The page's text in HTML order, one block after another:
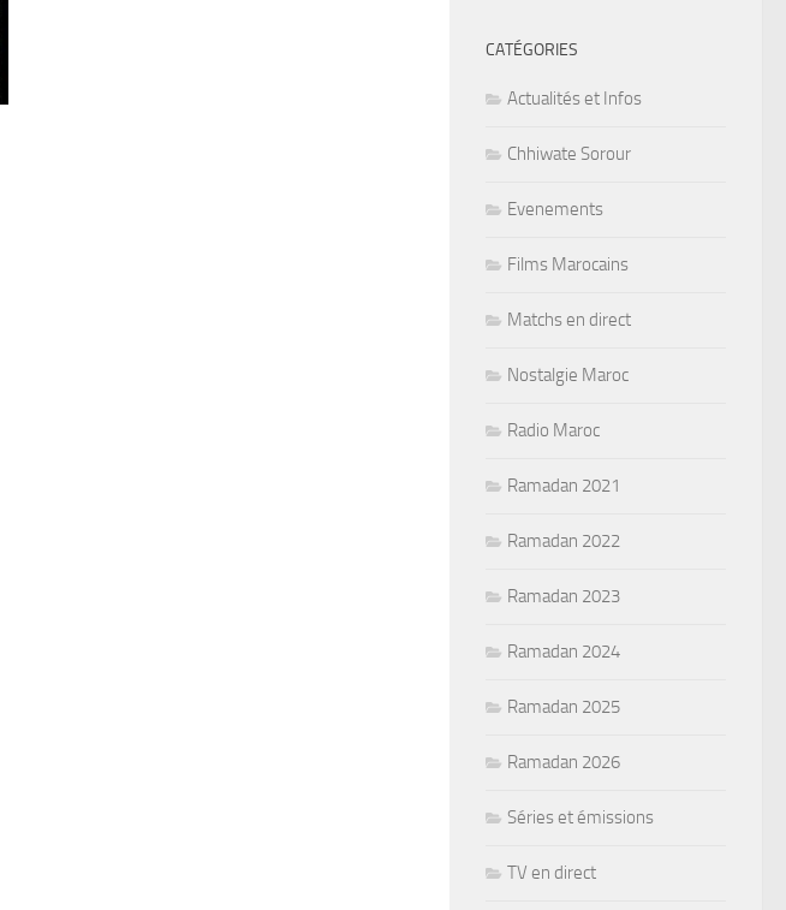
CATÉGORIES
Actualités et Infos
Chhiwate Sorour
Evenements
Films Marocains
Matchs en direct
Nostalgie Maroc
Radio Maroc
Ramadan 2021
Ramadan 2022
Ramadan 2023
Ramadan 2024
Ramadan 2025
Ramadan 2026
Séries et émissions
TV en direct